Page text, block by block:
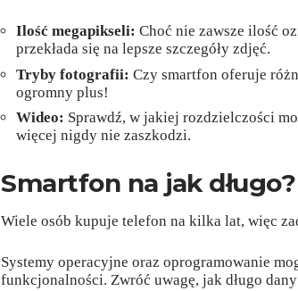
Ilość megapikseli: Choć nie zawsze ilość
przekłada się na lepsze szczegóły zdjęć.
Tryby fotografii: Czy smartfon oferuje
ogromny plus!
Wideo: Sprawdź, w jakiej rozdzielczości
więcej nigdy nie zaszkodzi.
Smartfon na jak długo?
Wiele osób kupuje telefon na kilka lat, więc
Systemy operacyjne oraz oprogramowanie
funkcjonalności. Zwróć uwagę, jak długo